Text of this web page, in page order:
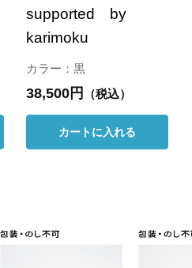
supported by
karimoku
カラー：黒
38,500円 （税込）
カートに入れる